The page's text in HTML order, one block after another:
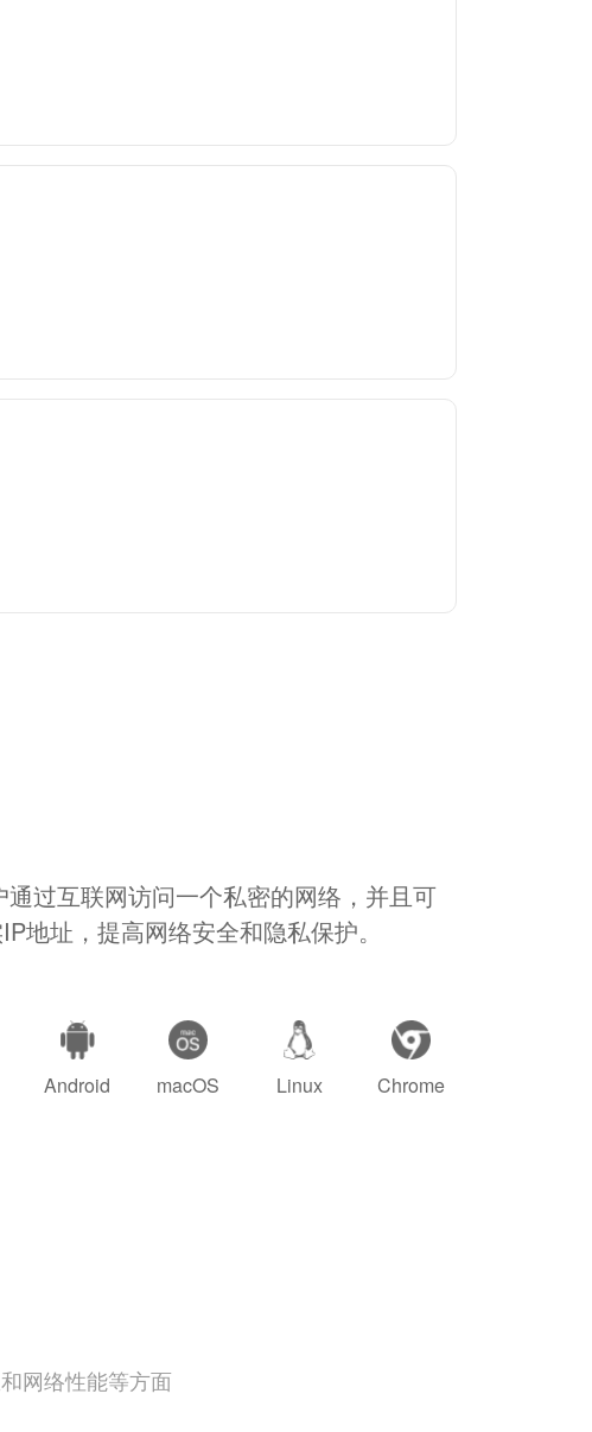
通过互联网访问一个私密的网络，并且可
地址，提高网络安全和隐私保护。
Android macOS Linux Chrome
网络性能等方面